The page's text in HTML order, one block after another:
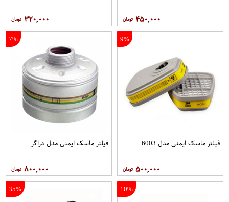
۴۵۰,۰۰۰ ۳۲۰,۰۰۰
9%
فیلتر ماسک ایمنی مدل 6003
۵۰۰,۰۰۰
7%
فیلتر ماسک ایمنی مدل دراگر
۸۰۰,۰۰۰
10%
35%